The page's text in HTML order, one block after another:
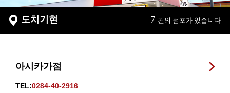
도치기현 7 건의 점포가 있습니다
아시카가점
TEL:0284-40-2916